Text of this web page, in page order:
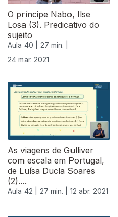
O príncipe Nabo, Ilse
Losa (3). Predicativo do
sujeito
Aula 40 |
27 min. |
24 mar. 2021
As viagens de Gulliver
com escala em Portugal,
de Luísa Ducla Soares
(2)....
Aula 42 | 27 min. | 12 abr. 2021